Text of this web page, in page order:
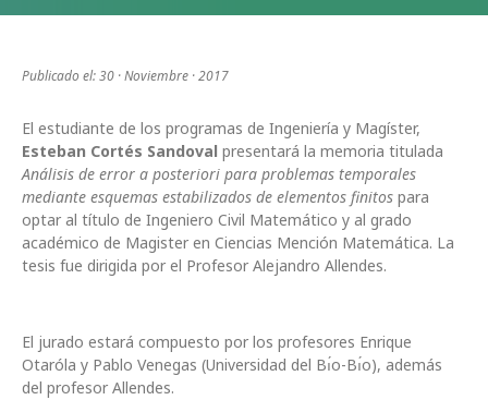
Publicado el: 30 · Noviembre · 2017
El estudiante de los programas de Ingeniería y Magíster,
Esteban Cortés Sandoval presentará la memoria titulada
Análisis de error a posteriori para problemas temporales
mediante esquemas estabilizados de elementos finitos para
optar al título de Ingeniero Civil Matemático y al grado
académico de Magister en Ciencias Mención Matemática. La
tesis fue dirigida por el Profesor Alejandro Allendes.
El jurado estará compuesto por los profesores Enrique
Otaróla y Pablo Venegas (Universidad del Bı́o-Bı́o), además
del profesor Allendes.